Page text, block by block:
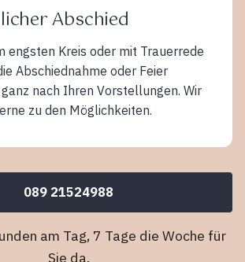
Abschied
engsten Kreis oder mit Trauerrede
Abschiednahme oder Feier
nach Ihren Vorstellungen. Wir
zu den Möglichkeiten.
089 21524988
am Tag, 7 Tage die Woche für
Sie da.